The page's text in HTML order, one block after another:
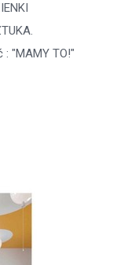
: "MAMY TO!"